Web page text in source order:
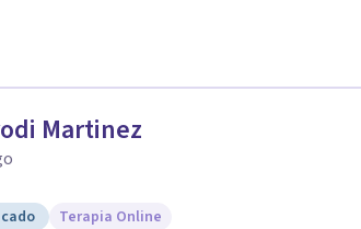
Martinez
Terapia Online